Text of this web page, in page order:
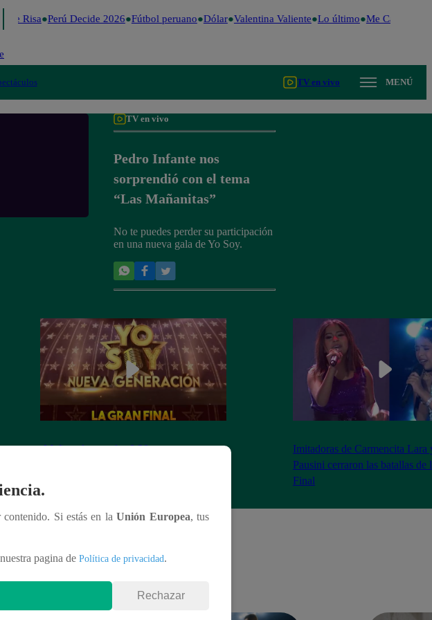
de Risa Perú Decide 2026 Fútbol peruano Dólar Valentina Valiente Lo último Me Caigo de
TV en vivo MENÚ
TV en vivo
Pedro Infante nos
sorprendió con el tema
“Las Mañanitas”
No te puedes perder su participación
en una nueva gala de Yo Soy.
¡Mañana lunes a las 8:20 pm conoceremos
Imitadoras de Carmencita Lara
Pausini cerraron las batallas de
Final
contenido. Si estás en laUnión Europea, tus
pagina de Política de privacidad.
Rechazar